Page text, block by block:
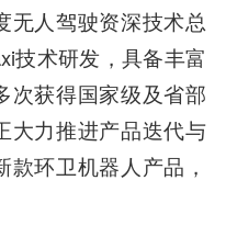
无人驾驶资深技术总
技术研发，具备丰富
次获得国家级及省部
大力推进产品迭代与
环卫机器人产品，